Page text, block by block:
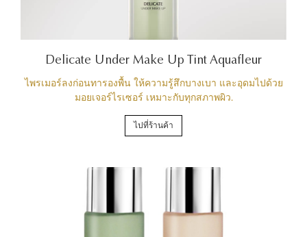
Delicate Under Make Up Tint Aquafleur
ไพรเมอร์ลงก่อนทารองพื้น ให้ความรู้สึกบางเบา และอุดมไปด้วย
มอยเจอร์ไรเซอร์ เหมาะกับทุกสภาพผิว.
ไปที่ร้านค้า